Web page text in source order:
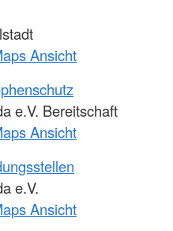
Ansicht
e.V. Bereitschaft
Ansicht
e.V.
Ansicht